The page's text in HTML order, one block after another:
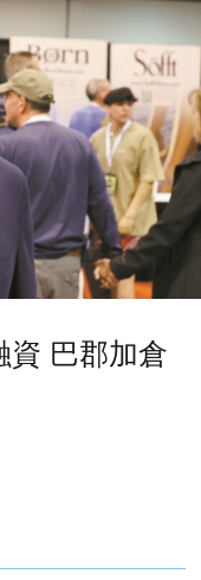
資 巴郡加倉